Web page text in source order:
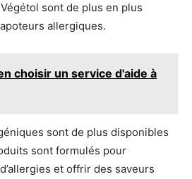
sont de plus en plus
allergiques.
choisir un service d'aide à
sont de plus disponibles
sont formulés pour
et offrir des saveurs